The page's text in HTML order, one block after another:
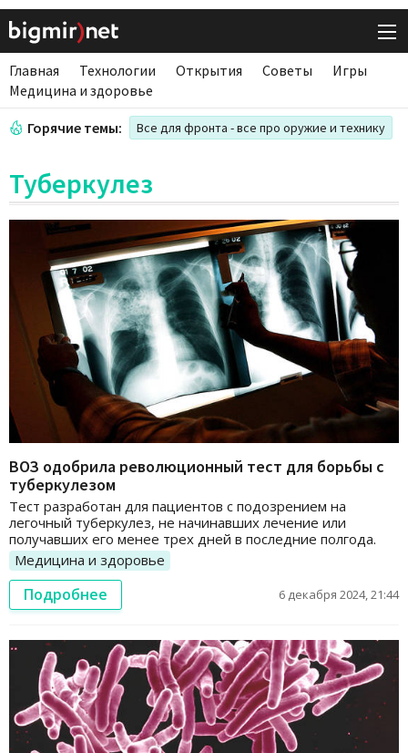
Главная Технологии Открытия Советы
Игры
Медицина и здоровье
Горячие темы: Все для фронта - все про оружие и технику
Туберкулез
ВОЗ одобрила революционный тест для борьбы с
туберкулезом
Тест разработан для пациентов с подозрением на
легочный туберкулез, не начинавших лечение или
получавших его менее трех дней в последние полгода.
Медицина и здоровье
Подробнее 6 декабря 2024, 21:44